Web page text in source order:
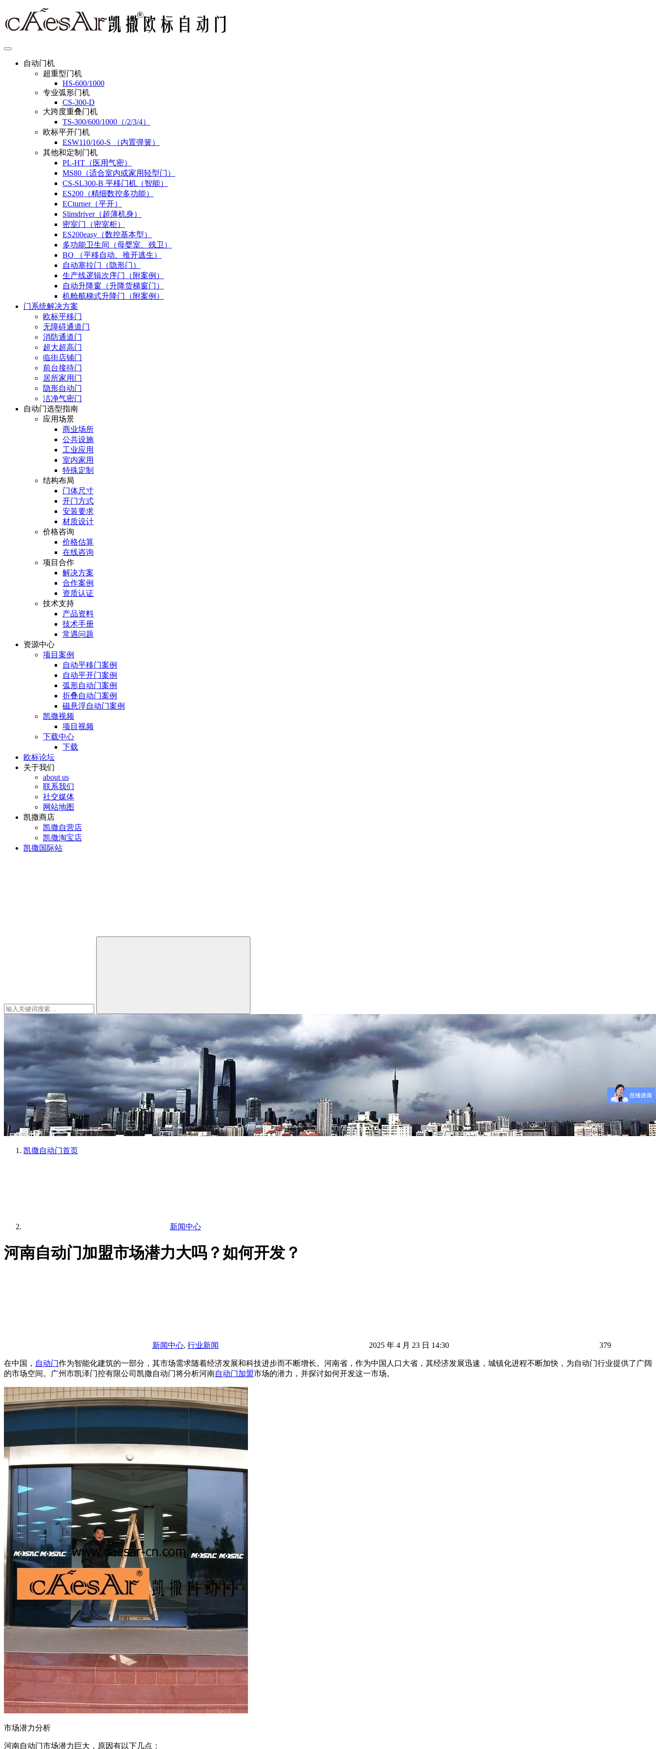
自动门机
超重型门机
HS-600/1000
专业弧形门机
CS-300-D
大跨度重叠门机
TS-300/600/1000（/2/3/4）
欧标平开门机
ESW110/160-S （内置弹簧）
其他和定制门机
PL-HT（医用气密）
MS80（适合室内或家用轻型门）
CS-SL300-B 平移门机（智能）
ES200（精细数控多功能）
ECturner（平开）
Slimdriver（超薄机身）
密室门（密室柜）
ES200easy（数控基本型）
多功能卫生间（母婴室、残卫）
BO （平移自动、推开逃生）
自动塞拉门（隐形门）
生产线逻辑次序门（附案例）
自动升降窗（升降货梯窗门）
机舱舷梯式升降门（附案例）
门系统解决方案
欧标平移门
无障碍通道门
消防通道门
超大超高门
临街店铺门
前台接待门
居所家用门
隐形自动门
洁净气密门
自动门选型指南
应用场景
商业场所
公共设施
工业应用
室内家用
特殊定制
结构布局
门体尺寸
开门方式
安装要求
材质设计
价格咨询
价格估算
在线咨询
项目合作
解决方案
合作案例
资质认证
技术支持
产品资料
技术手册
常遇问题
资源中心
项目案例
自动平移门案例
自动平开门案例
弧形自动门案例
折叠自动门案例
磁悬浮自动门案例
凯撒视频
项目视频
下载中心
下载
欧标论坛
关于我们
about us
联系我们
社交媒体
网站地图
凯撒商店
凯撒自营店
凯撒淘宝店
凯撒国际站
凯撒自动门首页
新闻中心
河南自动门加盟市场潜力大吗？如何开发？
新闻中心, 行业新闻 2025 年 4 月 23 日 14:30 379
在中国， 自动门作为智能化建筑的一部分，其市场需求随着经济发展和科技进步而不断增长。河南省，作为中国人口大省，其经济发展迅速，城镇化进程不断加快，为自动门行业提供了广阔
的市场空间。广州市凯泽门控有限公司凯撒自动门将分析河南自动门加盟市场的潜力，并探讨如何开发这一市场。
市场潜力分析
河南自动门市场潜力巨大，原因有以下几点：